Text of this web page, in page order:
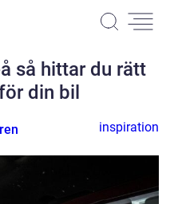
så hittar du rätt
din bil
inspiration